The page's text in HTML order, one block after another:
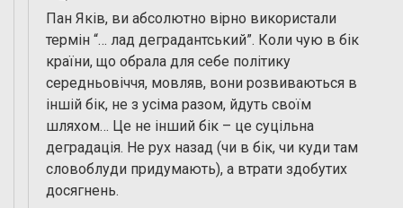
Пан Яків, ви абсолютно вірно використали
термін “… лад деградантський”. Коли чую в бік
країни, що обрала для себе політику
середньовіччя, мовляв, вони розвиваються в
іншій бік, не з усіма разом, йдуть своїм
шляхом… Це не інший бік – це суцільна
деградація. Не рух назад (чи в бік, чи куди там
словоблуди придумають), а втрати здобутих
досягнень.